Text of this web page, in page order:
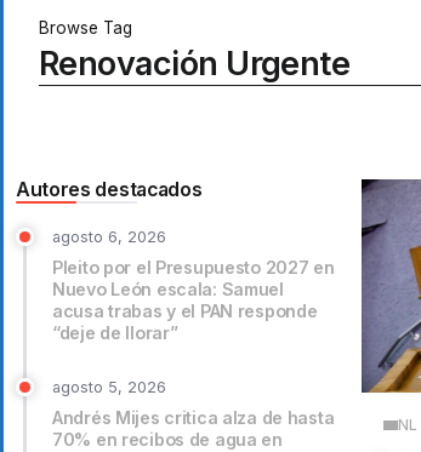
Browse Tag
Renovación Urgente
Autores destacados
agosto 6, 2026
Pleito por el Presupuesto 2027 en
Nuevo León escala: Samuel
acusa trabas y el PAN responde
“deje de llorar”
agosto 5, 2026
Andrés Mijes critica alza de hasta
70% en recibos de agua en
NL